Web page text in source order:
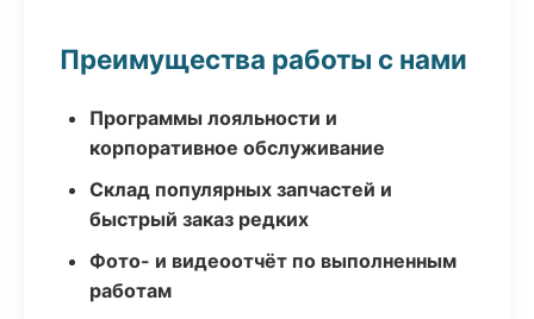
Преимущества работы с нами
Программы лояльности и
корпоративное обслуживание
Склад популярных запчастей и
быстрый заказ редких
Фото- и видеоотчёт по выполненным
работам